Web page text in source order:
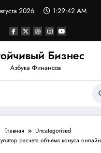
2026 1:29:42 AM
Бизнес
Азбука Финансов
Главная
Uncategorised
расчета объема конуса онлайн